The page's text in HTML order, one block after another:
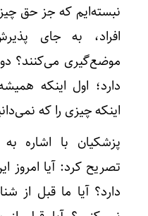
نبسته‌ایم که جز حق
افراد، به جای
موضع‌گیری می‌کنند؟
دارد؛ اول اینکه
اینکه چیزی را که
پزشکیان با اشاره
تصریح کرد: آیا امروز
دارد؟ آیا ما قبل از